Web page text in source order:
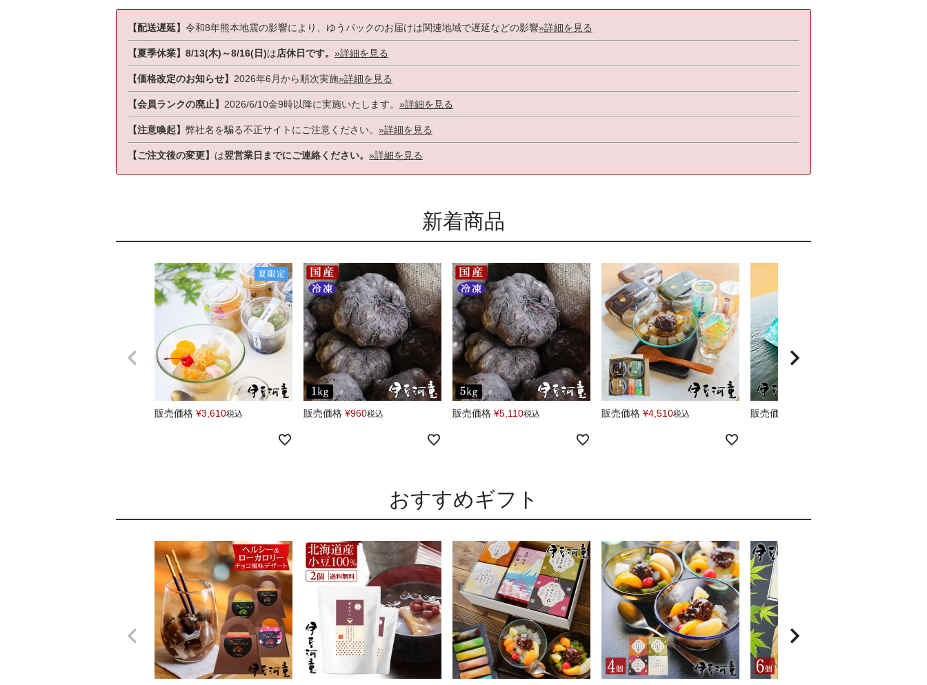
【配送遅延】 令和8年熊本地震の影響により、ゆうパックのお届けは関連地域で遅延などの影響»詳細を見る
【夏季休業】8/13(木)～8/16(日)は店休日です。 »詳細を見る
【価格改定のお知らせ】 2026年6月から順次実施»詳細を見る
【会員ランクの廃止】 2026/6/10金9時以降に実施いたします。 »詳細を見る
【注意喚起】 弊社名を騙る不正サイトにご注意ください。 »詳細を見る
【ご注文後の変更】 は翌営業日までにご連絡ください。 »詳細を見る
新着商品
販売価格 ¥3,610税込 販売価格 ¥960税込 販売価格 ¥5,110税込 販売価格 ¥4,510税込 販売価格
おすすめギフト